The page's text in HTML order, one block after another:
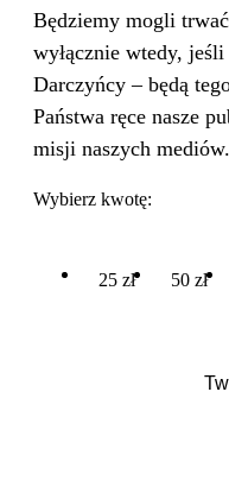
Będziemy mogli
wyłącznie wtedy,
Darczyńcy – będą
Państwa ręce nasze
misji naszych mediów.
Wybierz kwotę:
25 zł 50 zł